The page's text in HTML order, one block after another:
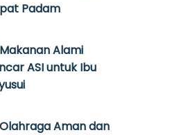
Padam
Alami
ASI untuk Ibu
Aman dan